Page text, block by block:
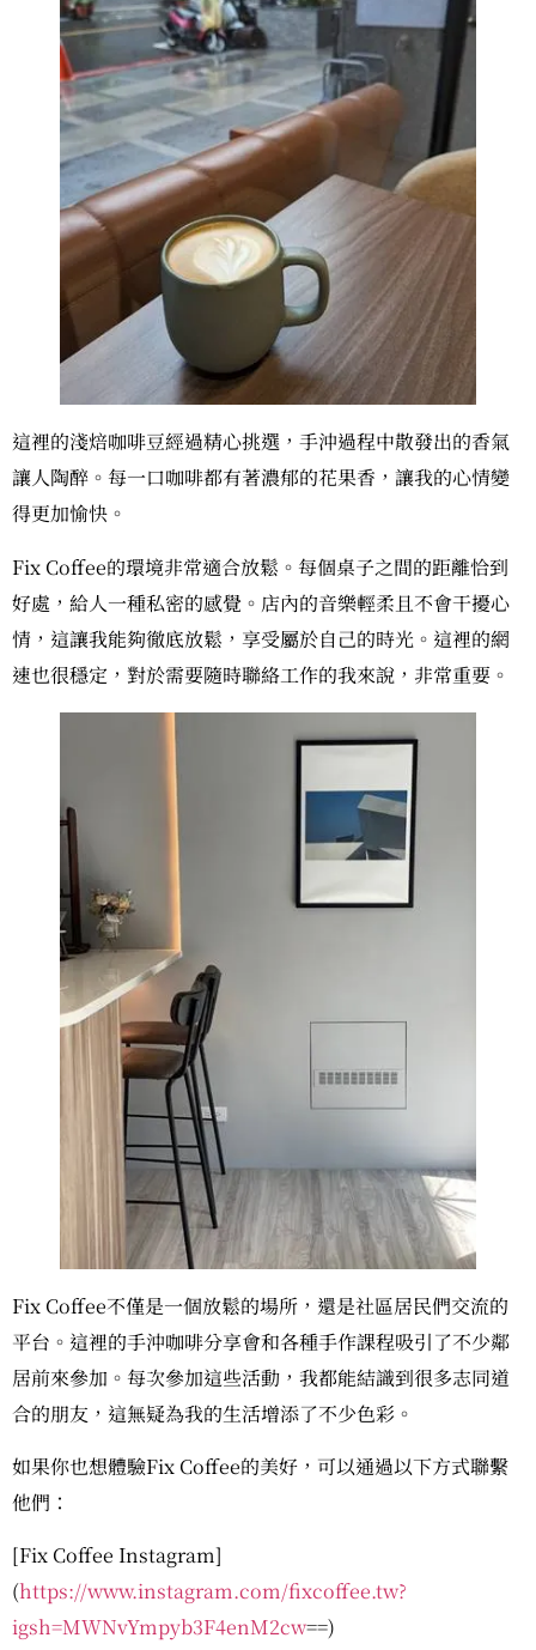
這裡的淺焙咖啡豆經過精心挑選，手沖過程中散發出的香氣
讓人陶醉。每一口咖啡都有著濃郁的花果香，讓我的心情變
得更加愉快。
Fix Coffee的環境非常適合放鬆。每個桌子之間的距離恰到
好處，給人一種私密的感覺。店內的音樂輕柔且不會干擾心
情，這讓我能夠徹底放鬆，享受屬於自己的時光。這裡的網
速也很穩定，對於需要隨時聯絡工作的我來說，非常重要。
Fix Coffee不僅是一個放鬆的場所，還是社區居民們交流的
平台。這裡的手沖咖啡分享會和各種手作課程吸引了不少鄰
居前來參加。每次參加這些活動，我都能結識到很多志同道
合的朋友，這無疑為我的生活增添了不少色彩。
如果你也想體驗Fix Coffee的美好，可以通過以下方式聯繫
他們：
[Fix Coffee Instagram]
(https://www.instagram.com/fixcoffee.tw?
igsh=MWNvYmpyb3F4enM2cw==)